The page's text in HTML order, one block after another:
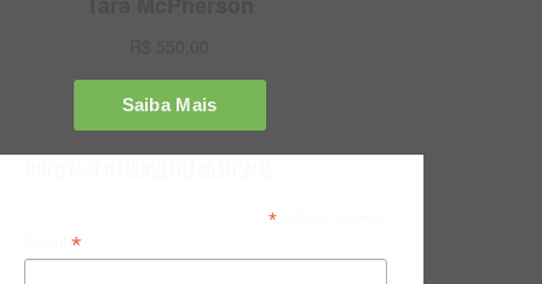
*indicates required
*